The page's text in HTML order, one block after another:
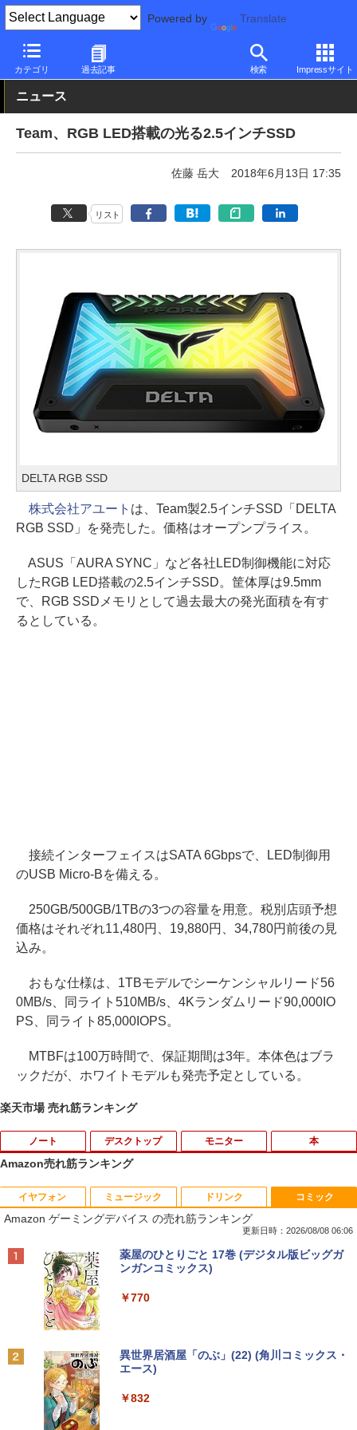
Powered by Translate
カテゴリ 過去記事 検索 Impressサイト
PC Watch 半導体/周辺機器
ニュース
Team、RGB LED搭載の光る2.5インチSSD
佐藤 岳大 2018年6月13日 17:35
リスト
DELTA RGB SSD
株式会社アユート は、Team製2.5インチSSD「DELTA
RGB SSD」を発売した。価格はオープンプライス。
ASUS「AURA SYNC」など各社LED制御機能に対応
したRGB LED搭載の2.5インチSSD。筐体厚は9.5mm
で、RGB SSDメモリとして過去最大の発光面積を有す
るとしている。
接続インターフェイスはSATA 6Gbpsで、LED制御用
のUSB Micro-Bを備える。
250GB/500GB/1TBの3つの容量を用意。税別店頭予想
価格はそれぞれ11,480円、19,880円、34,780円前後の見
込み。
おもな仕様は、1TBモデルでシーケンシャルリード56
0MB/s、同ライト510MB/s、4Kランダムリード90,000IO
PS、同ライト85,000IOPS。
MTBFは100万時間で、保証期間は3年。本体色はブラ
ックだが、ホワイトモデルも発売予定としている。
楽天市場 売れ筋ランキング
ノート
1
【ポイント10倍 期間限定】dynabook K
70 第11世代 intel N4500 10.1型 高精細 I
PSノングレア 無音ファンレス Wi-Fi 6 W
dows 11 頑丈設計 2in1 タブレットPC
(タッチペン非付属)【整備済み中古品】
￥16,700
【マラソン限定30%OFF】中古 店長おま
かせパソコン Core i5 第10世代 メモリ8
s11 WPS Office 1年保証 ノートパソコン
デスクトップ モニター
1
【超特価】厳選大手メーカー 液晶モニタ
ー シークレット 22-23型ワイド フルHD
（1920x1080） HDMI指定可 ノングレア
Dell HP PHILIPS等 液晶ディスプレイ
【中古】
￥4,480
【エントリーで最大全額ポイント還元｜
8/11まで】 ASUS｜エイスース PCモニ
5型 /フルHD(1920×1080) /ワイド /100H
本
1
【9月上旬発送予定】 ハンターハンター
全巻 HUNTER×HUNTER 1巻-39巻 セッ
ト 最新 冨樫 義博 集英社 ジャンプコミッ
料無料】【新品】
2
【3千円以上送料無料】日本の歴史 小学
館版学習まんが 20巻セット／山川出版社
Amazon売れ筋ランキング
イヤフォン
Anker Soundcore P40i オフホワイト
Anker Soundcore P31i ブラック
ミュージック
BRUCE WAYNE feat. Flo Milli, ATL Jacob
[Explicit]
￥250
BRUCE WAYNE feat. Flo Milli, ATL Jacob
[Explicit]
￥250
ドリンク
【Amazon.co.jp限定】 い・ろ・は・す 2L P
ET ラベルレス ×8本
￥1,112
by Amazon 天然水 ラベルレス 500ml ×24本
富士山の天然水 バナジウム含有 水 ミネラル
ットル (Smart Basic)
コミック
Amazon ゲーミングデバイス の売れ筋ランキング
更新日時：2026/08/08 06:06
薬屋のひとりごと 17巻 (デジタル版ビッグガ
ンガンコミックス)
￥770
異世界居酒屋「のぶ」(22) (角川コミックス・
エース)
￥832